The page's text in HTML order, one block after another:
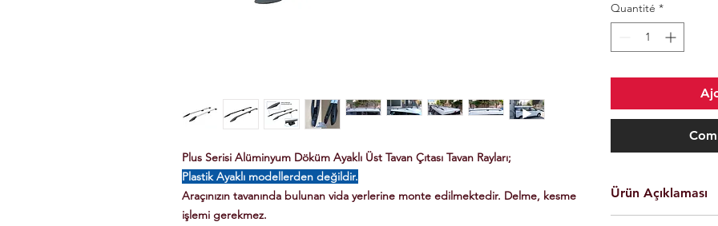
Plus Serisi Alüminyum Döküm Ayaklı Üst Tavan Çıtası Tavan Rayları;
Plastik Ayaklı modellerden değildir.
Araçınızın tavanında bulunan vida yerlerine monte edilmektedir. Delme, kesme
işlemi gerekmez.
Quantité *
Ürün Açıklaması